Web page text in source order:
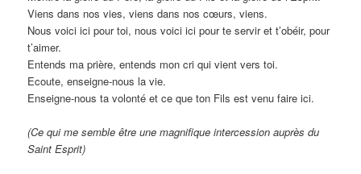
Viens dans nos vies, viens dans nos cœurs, viens.
Nous voici ici pour toi, nous voici ici pour te servir et t’obéir, pour
t’aimer.
Entends ma prière, entends mon cri qui vient vers toi.
Ecoute, enseigne-nous la vie.
Enseigne-nous ta volonté et ce que ton Fils est venu faire ici.
(Ce qui me semble être une magnifique intercession auprès du
Saint Esprit)